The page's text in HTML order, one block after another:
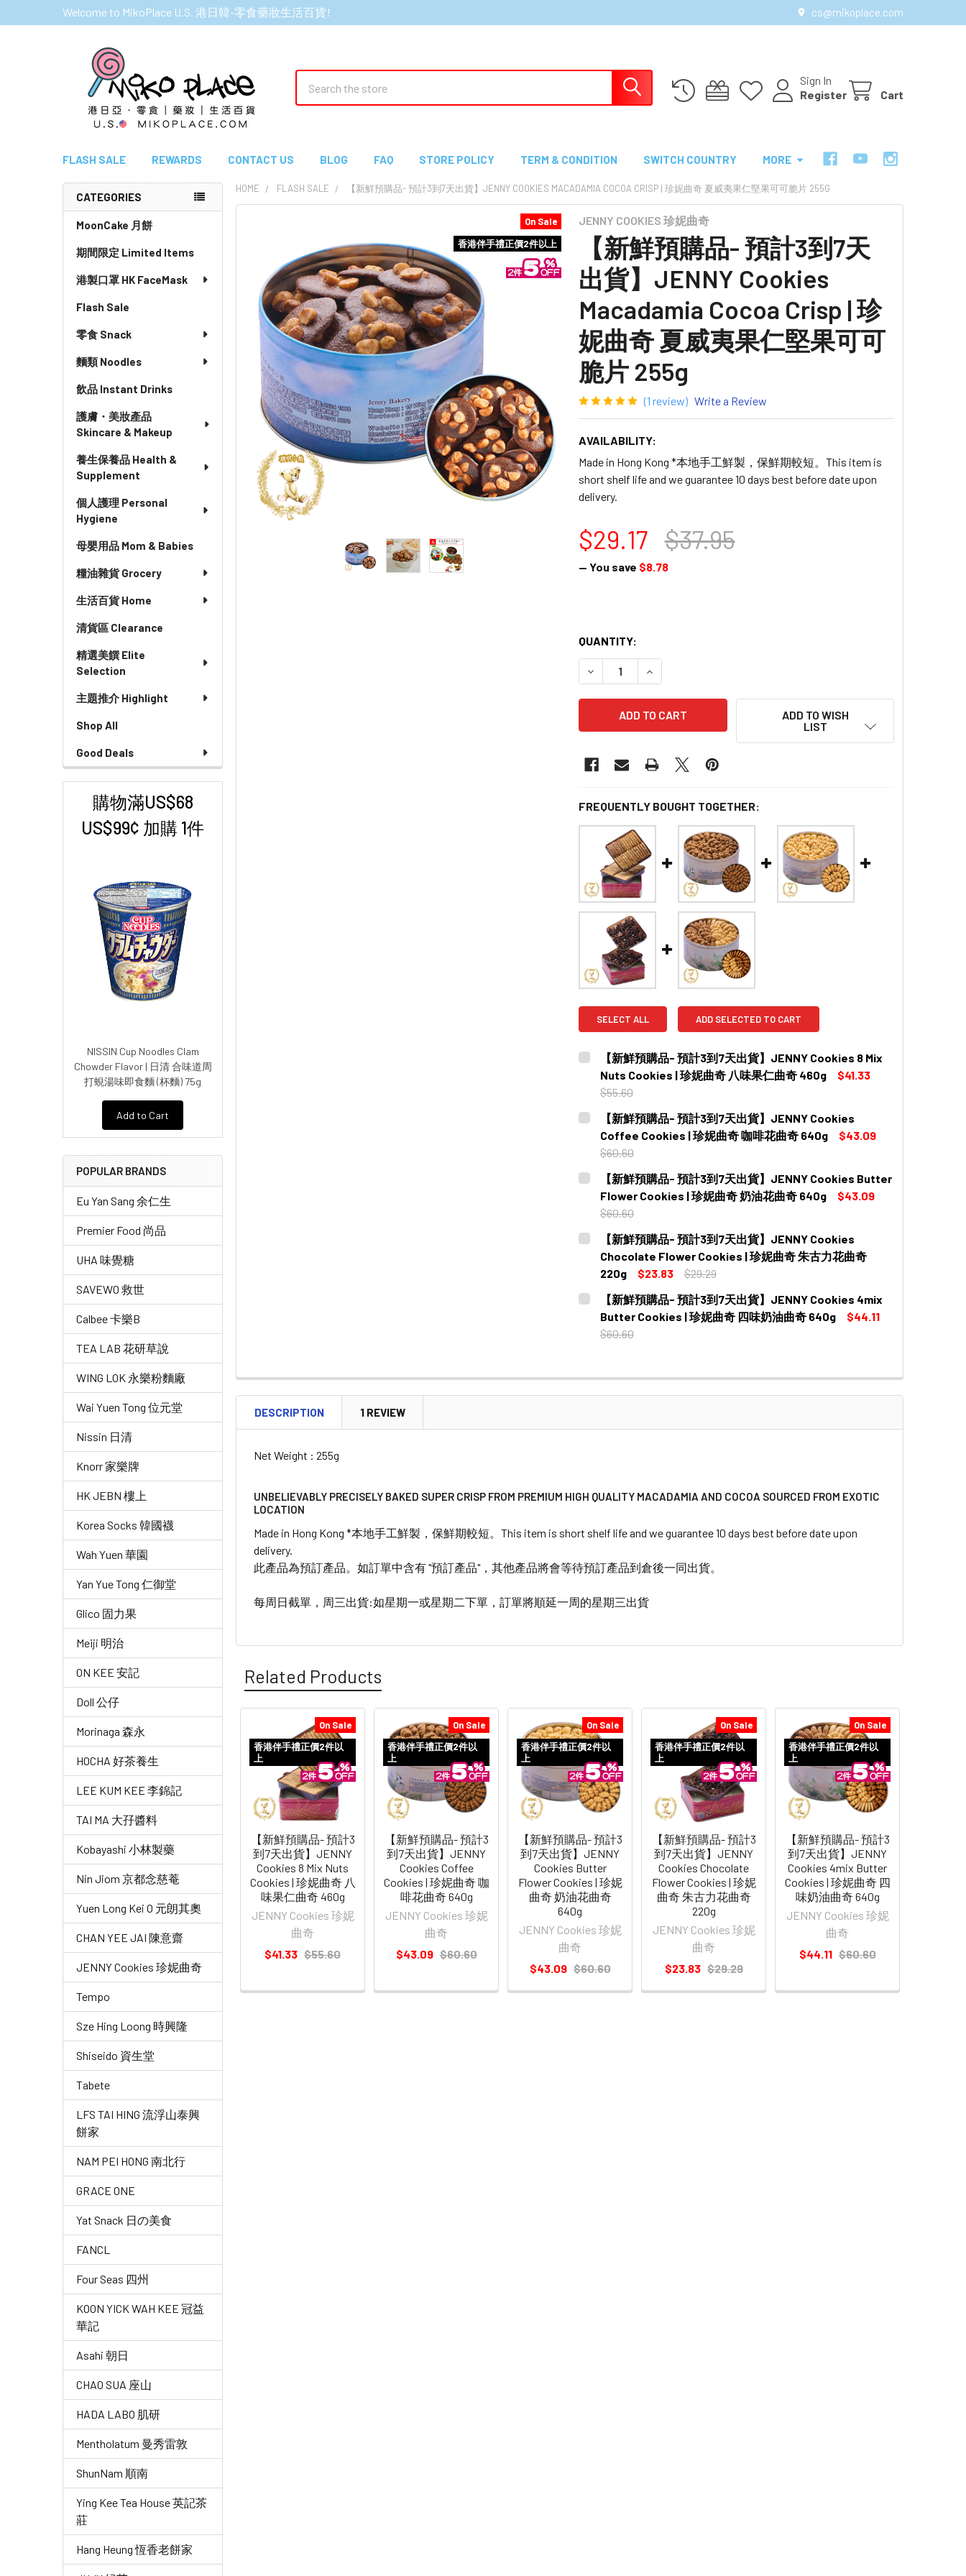
Welcome to MikoPlace U.S. 港日韓-零食藥妝生活百貨! cs@mikoplace.com
Sign In
Register
Cart
FLASH SALE REWARDS CONTACT US BLOG FAQ STORE POLICY TERM & CONDITION SWITCH COUNTRY MORE
Sidebar
CATEGORIES
MoonCake 月餅
期間限定 Limited Items
港製口罩 HK FaceMask
Flash Sale
零食 Snack
麵類 Noodles
飲品 Instant Drinks
護膚・美妝產品
Skincare & Makeup
養生保養品 Health &
Supplement
個人護理 Personal
Hygiene
母嬰用品 Mom & Babies
糧油雜貨 Grocery
生活百貨 Home
清貨區 Clearance
精選美饌 Elite
Selection
主題推介 Highlight
Shop All
Good Deals
購物滿US$68
US$99¢ 加購 1件
NISSIN Cup Noodles Clam
Chowder Flavor | 日清 合味道周
打蜆湯味即食麵 (杯麵) 75g
Add to Cart
POPULAR BRANDS
Eu Yan Sang 余仁生
Premier Food 尚品
UHA 味覺糖
SAVEWO 救世
Calbee 卡樂B
TEA LAB 花研草說
WING LOK 永樂粉麵廠
Wai Yuen Tong 位元堂
Nissin 日清
Knorr 家樂牌
HK JEBN 樓上
Korea Socks 韓國襪
Wah Yuen 華園
Yan Yue Tong 仁御堂
Glico 固力果
Meiji 明治
ON KEE 安記
Doll 公仔
Morinaga 森永
HOCHA 好茶養生
LEE KUM KEE 李錦記
TAI MA 大孖醬料
Kobayashi 小林製藥
Nin Jiom 京都念慈菴
Yuen Long Kei O 元朗其奧
CHAN YEE JAI 陳意齋
JENNY Cookies 珍妮曲奇
Tempo
Sze Hing Loong 時興隆
Shiseido 資生堂
Tabete
LFS TAI HING 流浮山泰興
餅家
NAM PEI HONG 南北行
GRACE ONE
Yat Snack 日の美食
FANCL
Four Seas 四州
KOON YICK WAH KEE 冠益
華記
Asahi 朝日
CHAO SUA 座山
HADA LABO 肌研
Mentholatum 曼秀雷敦
ShunNam 順南
Ying Kee Tea House 英記茶
莊
Hang Heung 恆香老餅家
HOME FLASH SALE 【新鮮預購品- 預計3到7天出貨】JENNY COOKIES MACADAMIA COCOA CRISP | 珍妮曲奇 夏威夷果仁堅果可可脆片 255G
JENNY COOKIES 珍妮曲奇
【新鮮預購品- 預計3到7天
出貨】JENNY Cookies
Macadamia Cocoa Crisp | 珍
妮曲奇 夏威夷果仁堅果可可
脆片 255g
(1 review) Write a Review
AVAILABILITY:
Made in Hong Kong *本地手工鮮製，保鮮期較短。This item is
short shelf life and we guarantee 10 days best before date upon
delivery.
On Sale
香港伴手禮正價2件以上
$29.17 $37.95
— You save $8.78
QUANTITY:
DECREASE QUANTITY OF 【新鮮預購品- 預計3到7天出貨】JENNY
INCREASE QUANTITY OF 【新鮮預購品- 預計3到7天出貨】
ADD TO WISH
LIST
FREQUENTLY BOUGHT TOGETHER:
SELECT ALL ADD SELECTED TO CART
【新鮮預購品- 預計3到7天出貨】JENNY Cookies 8 Mix
Nuts Cookies | 珍妮曲奇 八味果仁曲奇 460g
$41.33
$55.60
CURRENT
STOCK:
QUANTITY:
DECREASE QUANTITY OF 【新鮮預購品- 預計3到7天出貨】JENNY
INCREASE QUANTITY OF 【新鮮預購品- 預計3到7天出貨】
【新鮮預購品- 預計3到7天出貨】JENNY Cookies
Coffee Cookies | 珍妮曲奇 咖啡花曲奇 640g
$43.09
$60.60
CURRENT
STOCK:
QUANTITY:
DECREASE QUANTITY OF 【新鮮預購品- 預計3到7天出貨】JENNY
INCREASE QUANTITY OF 【新鮮預購品- 預計3到7天出貨】
【新鮮預購品- 預計3到7天出貨】JENNY Cookies Butter
Flower Cookies | 珍妮曲奇 奶油花曲奇 640g
$43.09
$60.60
CURRENT
STOCK:
QUANTITY:
DECREASE QUANTITY OF 【新鮮預購品- 預計3到7天出貨】JENNY
INCREASE QUANTITY OF 【新鮮預購品- 預計3到7天出貨】
【新鮮預購品- 預計3到7天出貨】JENNY Cookies
Chocolate Flower Cookies | 珍妮曲奇 朱古力花曲奇
220g
$23.83
$29.29
CURRENT
STOCK:
QUANTITY:
DECREASE QUANTITY OF 【新鮮預購品- 預計3到7天出貨】JENNY
INCREASE QUANTITY OF 【新鮮預購品- 預計3到7天出貨】
【新鮮預購品- 預計3到7天出貨】JENNY Cookies 4mix
Butter Cookies | 珍妮曲奇 四味奶油曲奇 640g
$44.11
$60.60
DECREASE QUANTITY OF 【新鮮預購品- 預計3到7天出貨】JENNY
INCREASE QUANTITY OF 【新鮮預購品- 預計3到7天出貨】
DESCRIPTION 1 REVIEW
Net Weight : 255g
UNBELIEVABLY PRECISELY BAKED SUPER CRISP FROM PREMIUM HIGH QUALITY MACADAMIA AND COCOA SOURCED FROM EXOTIC
LOCATION
Made in Hong Kong *本地手工鮮製，保鮮期較短。This item is short shelf life and we guarantee 10 days best before date upon
delivery.
此產品為預訂產品。如訂單中含有 "預訂產品"，其他產品將會等待預訂產品到倉後一同出貨。
每周日截單，周三出貨:如星期一或星期二下單，訂單將順延一周的星期三出貨
Related Products
Related
Products
On Sale
香港伴手禮正價2件以
上
【新鮮預購品- 預計3
到7天出貨】JENNY
Cookies 8 Mix Nuts
Cookies | 珍妮曲奇 八
味果仁曲奇 460g
JENNY Cookies 珍妮
曲奇
$41.33 $55.60
On Sale
香港伴手禮正價2件以
上
【新鮮預購品- 預計3
到7天出貨】JENNY
Cookies Coffee
Cookies | 珍妮曲奇 咖
啡花曲奇 640g
JENNY Cookies 珍妮
曲奇
$43.09 $60.60
On Sale
香港伴手禮正價2件以
上
【新鮮預購品- 預計3
到7天出貨】JENNY
Cookies Butter
Flower Cookies | 珍妮
曲奇 奶油花曲奇
640g
JENNY Cookies 珍妮
曲奇
$43.09 $60.60
On Sale
香港伴手禮正價2件以
上
【新鮮預購品- 預計3
到7天出貨】JENNY
Cookies Chocolate
Flower Cookies | 珍妮
曲奇 朱古力花曲奇
220g
JENNY Cookies 珍妮
曲奇
$23.83 $29.29
On Sale
香港伴手禮正價2件以
上
【新鮮預購品- 預計3
到7天出貨】JENNY
Cookies 4mix Butter
Cookies | 珍妮曲奇 四
味奶油曲奇 640g
JENNY Cookies 珍妮
曲奇
$44.11 $60.60